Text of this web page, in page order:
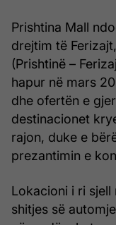
Prishtina Mall
drejtim të
(Prishtinë –
hapur në mars
dhe ofertën e
destinacionet
rajon, duke e
prezantimin e
Lokacioni i ri sjell
shitjes së